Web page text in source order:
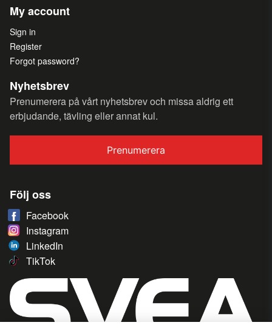
My account
Sign in
Register
Forgot password?
Nyhetsbrev
Prenumerera på vårt nyhetsbrev och missa aldrig ett
erbjudande, tävling eller annat kul.
Prenumerera
Följ oss
Facebook
Instagram
LinkedIn
TikTok